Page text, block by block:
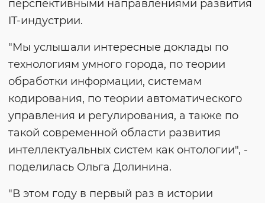
перспективными направлениями развития
IT-индустрии.
"Мы услышали интересные доклады по
технологиям умного города, по теории
обработки информации, системам
кодирования, по теории автоматического
управления и регулирования, а также по
такой современной области развития
интеллектуальных систем как онтологии", -
поделилась Ольга Долинина.
"В этом году в первый раз в истории